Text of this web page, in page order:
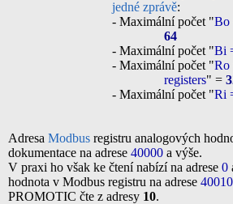
jedné zprávě:
- Maximální počet "Bo
64
- Maximální počet "Bi
- Maximální počet "Ro
registers" =
- Maximální počet "Ri
Adresa Modbus registru analogových
dokumentace na adrese 40000 a výše.
V praxi ho však ke čtení nabízí na adrese 0
hodnota v Modbus registru na adrese 40010
PROMOTIC čte z adresy 10.